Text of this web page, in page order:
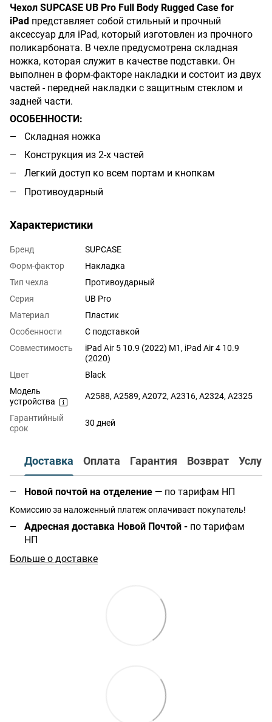
Чехол SUPCASE UB Pro Full Body Rugged Case for
iPad представляет собой стильный и прочный
аксессуар для iPad, который изготовлен из прочного
поликарбоната. В чехле предусмотрена складная
ножка, которая служит в качестве подставки. Он
выполнен в форм-факторе накладки и состоит из двух
частей - передней накладки с защитным стеклом и
задней части.
ОСОБЕННОСТИ:
Складная ножка
Конструкция из 2-х частей
Легкий доступ ко всем портам и кнопкам
Противоударный
Характеристики
Бренд
SUPCASE
Форм-фактор
Накладка
Тип чехла
Противоударный
Серия
UB Pro
Материал
Пластик
Особенности
С подставкой
Совместимость
iPad Air 5 10.9 (2022) M1, iPad Air 4 10.9
(2020)
Цвет
Black
Модель
устройства
A2588, A2589, A2072, A2316, A2324, A2325
Гарантийный
срок
30 дней
Доставка Оплата Гарантия Возврат Услуги
Новой почтой на отделение — по тарифам НП
Комиссию за наложенный платеж оплачивает покупатель!
Адресная доставка Новой Почтой - по тарифам
НП
Больше о доставке